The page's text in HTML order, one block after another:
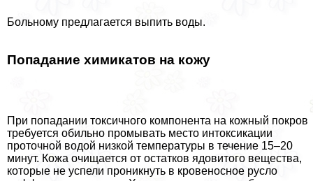
Больному предлагается выпить воды.
Попадание химикатов на кожу
При попадании токсичного компонента на кожный покров
требуется обильно промывать место интоксикации
проточной водой низкой температуры в течение 15–20
минут. Кожа очищается от остатков ядовитого вещества,
которые не успели проникнуть в кровеносное русло